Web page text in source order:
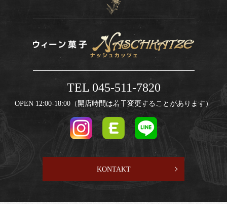
TEL 045-511-7820
OPEN 12:00-18:00（開店時間は若干変更することがあります）
KONTAKT